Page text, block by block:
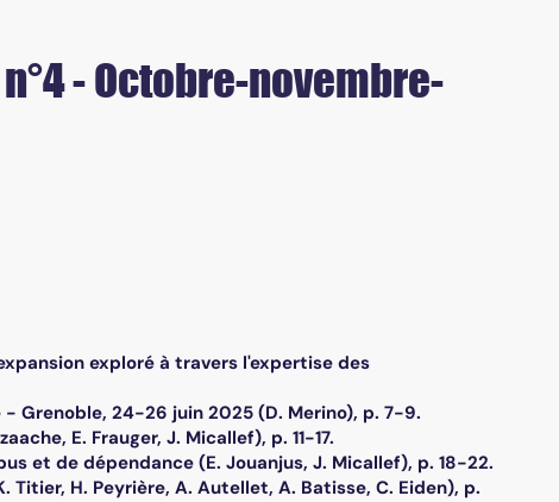
- Octobre-novembre-
exploré à travers l'expertise des
Grenoble, 24-26 juin 2025 (D. Merino), p. 7-9.
E. Frauger, J. Micallef), p. 11-17.
et de dépendance (E. Jouanjus, J. Micallef), p. 18-22.
Titier, H. Peyrière, A. Autellet, A. Batisse, C. Eiden), p.